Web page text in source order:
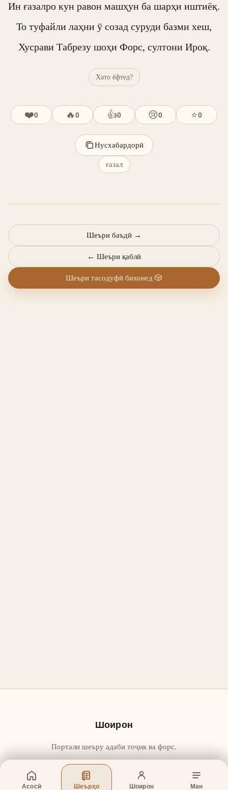
Асосӣ Шеърҳо Шоирон Ман
Ин ғазалро кун равон машҳун ба шарҳи иштиёқ.
То туфайли лаҳни ӯ созад суруди базми хеш,
Хусрави Табрезу шоҳи Форс, султони Ироқ.
Хато ёфтед?
❤️0 🔥0 👍0 😢0 ⭐0
Нусхабардорӣ
ғазал
← Шеъри қаблӣ
Шеъри баъдӣ →
Шеъри тасодуфӣ бихонед 🎲
Шоирон
Портали шеъру адаби тоҷик ва форс.